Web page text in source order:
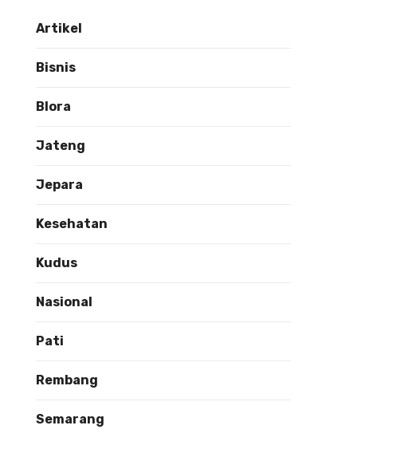
Artikel
Bisnis
Blora
Jateng
Jepara
Kesehatan
Kudus
Nasional
Pati
Rembang
Semarang